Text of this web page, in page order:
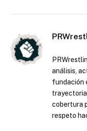
análisis,
fundación
cobertura
respeto